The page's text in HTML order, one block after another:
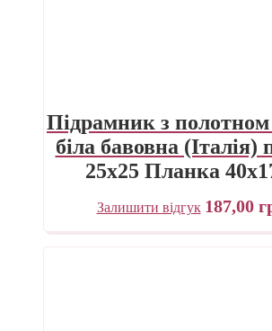
Підрамник з
біла бавовна (Італія)
25х25 Планка
Україна
Залишити відгук 187,00